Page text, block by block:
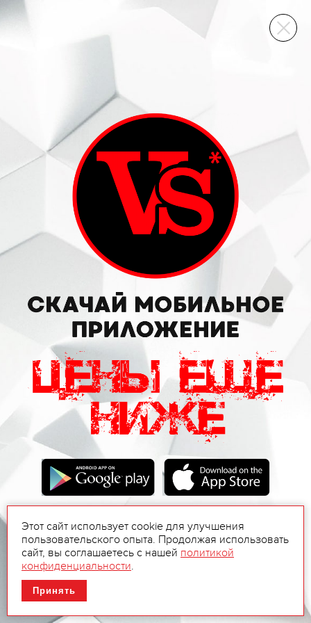
ВИННЫЙ СКЛАД
Этот сайт использует cookie для улучшения
пользовательского опыта. Продолжая использовать
сайт, вы соглашаетесь с нашей политикой
конфиденциальности.
Принять